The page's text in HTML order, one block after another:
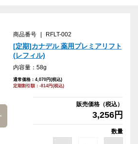
商品番号 RFLT-002
[定期]カナデル 薬用プレミアリフト
(レフィル)
内容量：58g
通常価格：4,070円(税込)
定期割引額：-814円(税込)
販売価格（税込）
3,256円
数量